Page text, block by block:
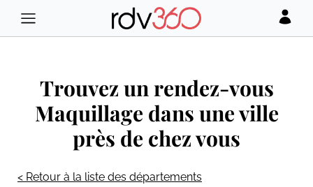
Trouvez un rendez-vous
Maquillage dans une ville
près de chez vous
< Retour à la liste des départements